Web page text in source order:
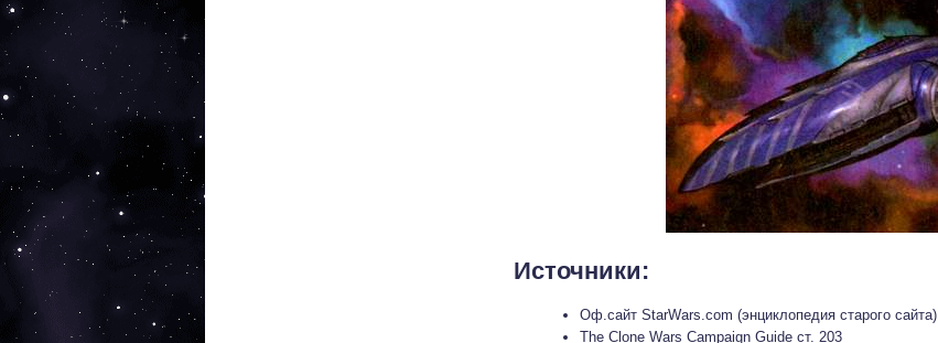
Источники:
Оф.сайт StarWars.com (энциклопедия старого сайта)
The Clone Wars Campaign Guide ст. 203